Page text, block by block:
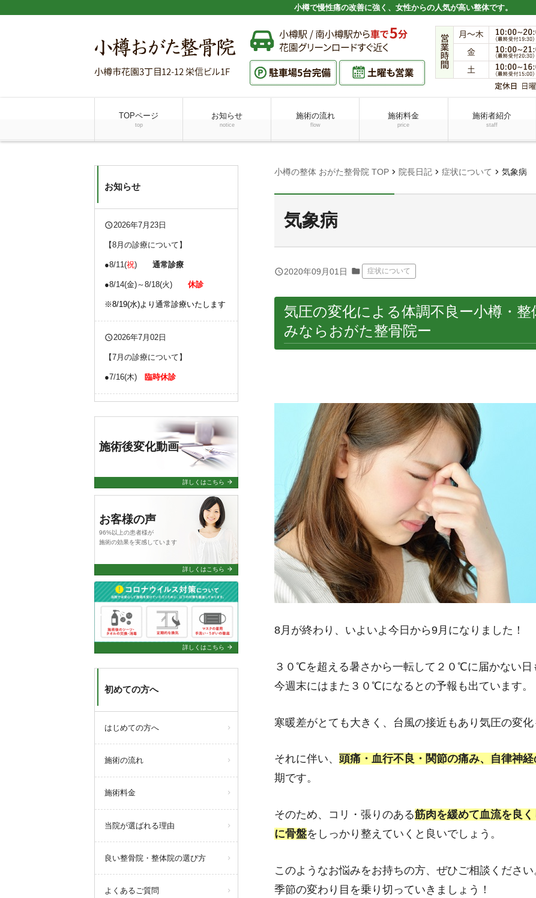
小樽で慢性痛の改善に強く、女性からの人気が高い整体です。
TOPページ
top
お知らせ
notice
施術の流れ
flow
施術料金
price
施術者紹介
staff
小樽の整体 おがた整骨院 TOP chevron_right 院長日記 chevron_right 症状について chevron_right 気象病
気象病
query_builder2020年09月01日 folder 症状について
気圧の変化による体調不良ー小樽・
みならおがた整骨院ー
8月が終わり、いよいよ今日から9月になりました！
３０℃を超える暑さから一転して２０℃に届かない日
今週末にはまた３０℃になるとの予報も出ています。
寒暖差がとても大きく、台風の接近もあり気圧の変化
それに伴い、 頭痛・血行不良 ・関節の痛み、自律神
期です。
そのため、コリ・張りのある筋肉を緩めて血流を良
に骨盤をしっかり整えていくと良いでしょう。
このようなお悩みをお持ちの方、ぜひご相談ください
季節の変わり目を乗り切っていきましょう！
お知らせ
query_builder2026年7月23日
【8月の診療について】
●8/11(祝) 通常診療
●8/14(金)～8/18(火) 休診
※8/19(水)より通常診療いたします
query_builder2026年7月02日
【7月の診療について】
●7/16(木) 臨時休診
【6月の診療について】
●6/13(土)13:00までの診療(研修
query_builder2026年4月03日
【4月の診療について】
●4/20(月)臨時休診
query_builder2026年2月12日
【３月の診療について】
●3/7 (土) 13:00まで
の診療
●3/21(土) 臨時休診
施術後変化動画
詳しくはこちら arrow_forward
お客様の声
96%以上の患者様が
施術の効果を実感しています
詳しくはこちら arrow_forward
.
詳しくはこちら arrow_forward
初めての方へ
はじめての方へ
施術の流れ
施術料金
当院が選ばれる理由
良い整骨院・整体院の選び方
よくあるご質問